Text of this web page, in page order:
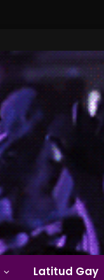
Latitud Gay